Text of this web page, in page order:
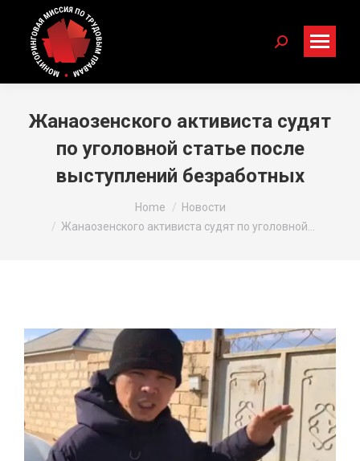
Search:
Жанаозенского активиста судят
по уголовной статье после
выступлений безработных
Home
Новости
Жанаозенского активиста судят по уголовной…